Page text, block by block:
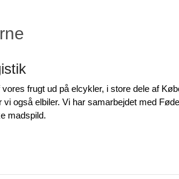
frugt ud på elcykler, i store dele af
også elbiler. Vi har samarbejdet med
madspild.